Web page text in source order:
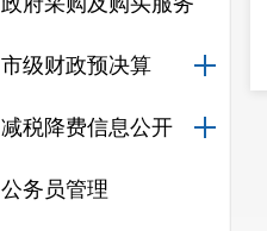
市级财政预决算
减税降费信息公开
公务员管理